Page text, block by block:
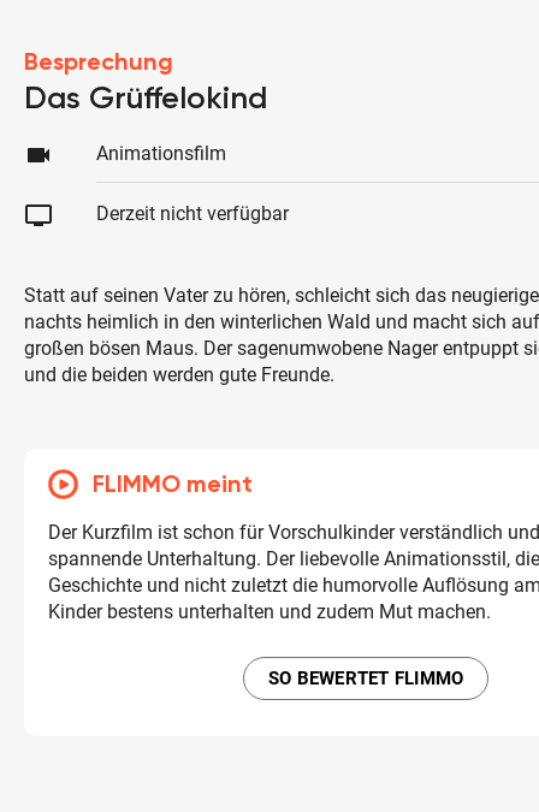
Besprechung
Das Grüffelokind
videocam Animationsfilm
tv Derzeit nicht verfügbar
Statt auf seinen Vater zu hören, schleicht sich das
nachts heimlich in den winterlichen Wald und macht sich
großen bösen Maus. Der sagenumwobene Nager entpuppt
und die beiden werden gute Freunde.
FLIMMO meint
Der Kurzfilm ist schon für Vorschulkinder verständlich
spannende Unterhaltung. Der liebevolle Animationsstil,
Geschichte und nicht zuletzt die humorvolle Auflösung
Kinder bestens unterhalten und zudem Mut machen.
SO BEWERTET FLIMMO